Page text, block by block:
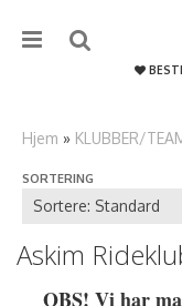
{/
Hjem » KLUBBER/
SORTERING
Askim
OBS! Vi har